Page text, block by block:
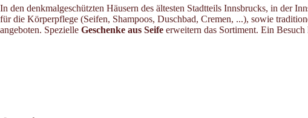
In den denkmalgeschützten Häusern des ältesten Stadtteils Innsbrucks, in der
für die Körperpflege (Seifen, Shampoos, Duschbad, Cremen, ...), sowie
angeboten. Spezielle Geschenke aus Seife erweitern das Sortiment. Ein Besuch